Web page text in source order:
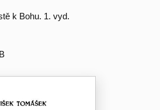
k Bohu. 1. vyd.